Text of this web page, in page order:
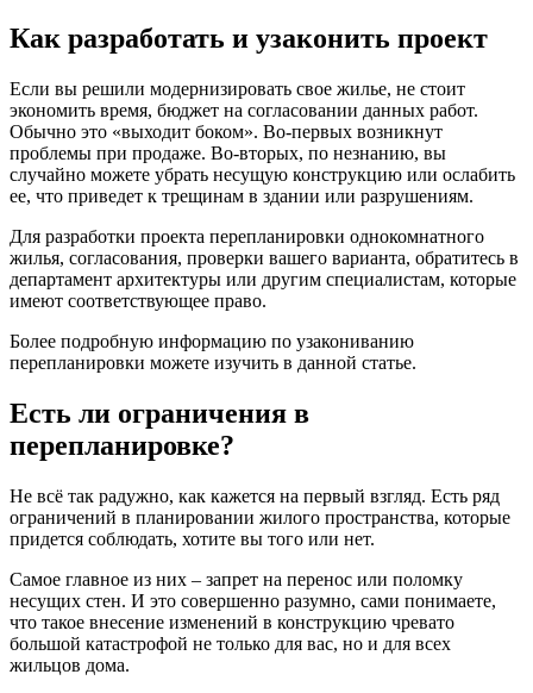
Как разработать и узаконить проект
Если вы решили модернизировать свое жилье, не стоит
экономить время, бюджет на согласовании данных работ.
Обычно это «выходит боком». Во-первых возникнут
проблемы при продаже. Во-вторых, по незнанию, вы
случайно можете убрать несущую конструкцию или ослабить
ее, что приведет к трещинам в здании или разрушениям.
Для разработки проекта перепланировки однокомнатного
жилья, согласования, проверки вашего варианта, обратитесь в
департамент архитектуры или другим специалистам, которые
имеют соответствующее право.
Более подробную информацию по узакониванию
перепланировки можете изучить в данной статье.
Есть ли ограничения в
перепланировке?
Не всё так радужно, как кажется на первый взгляд. Есть ряд
ограничений в планировании жилого пространства, которые
придется соблюдать, хотите вы того или нет.
Самое главное из них – запрет на перенос или поломку
несущих стен. И это совершенно разумно, сами понимаете,
что такое внесение изменений в конструкцию чревато
большой катастрофой не только для вас, но и для всех
жильцов дома.